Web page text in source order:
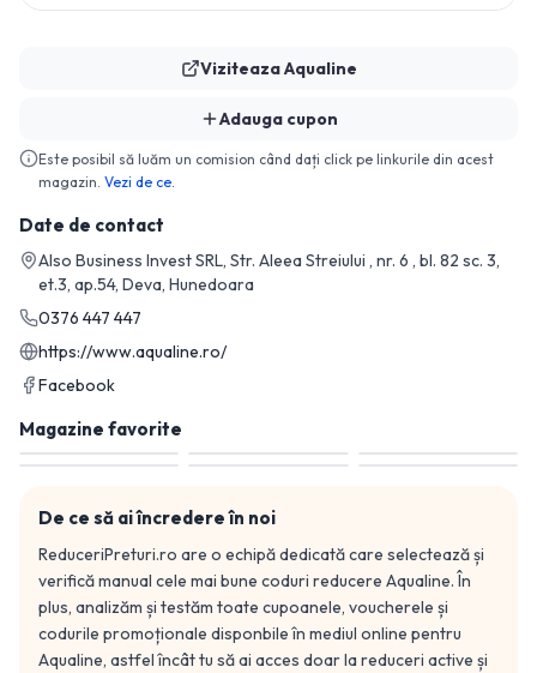
ViziteazaAqualine
Adauga cupon
Este posibil să luăm un comision când dați click pe linkurile din acest
magazin. Vezi de ce.
Date de contact
Also Business Invest SRL, Str. Aleea Streiului , nr. 6 , bl. 82 sc. 3,
et.3, ap.54, Deva, Hunedoara
0376 447 447
https://www.aqualine.ro/
Facebook
Magazine favorite
De ce să ai încredere în noi
ReduceriPreturi.ro are o echipă dedicată care selectează și
verifică manual cele mai bune coduri reducere Aqualine. În
plus, analizăm și testăm toate cupoanele, voucherele și
codurile promoționale disponbile în mediul online pentru
Aqualine, astfel încât tu să ai acces doar la reduceri active și